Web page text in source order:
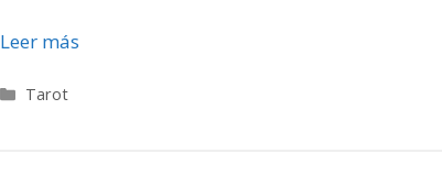
Leer más
Categorías
Tarot